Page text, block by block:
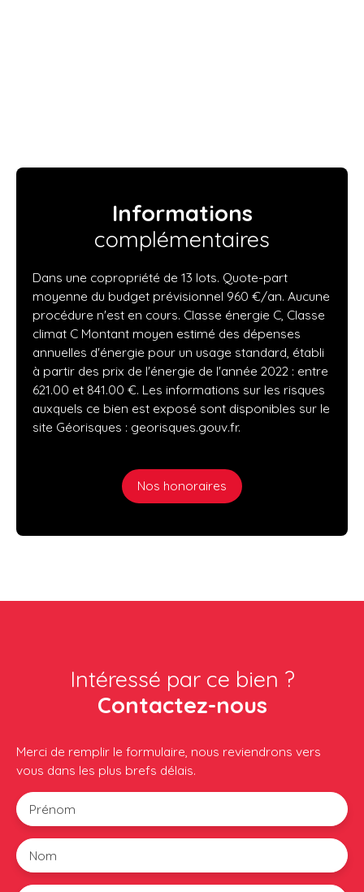
Informations
complémentaires
Dans une copropriété de 13 lots. Quote-part
moyenne du budget prévisionnel 960 €/an. Aucune
procédure n'est en cours. Classe énergie C, Classe
climat C Montant moyen estimé des dépenses
annuelles d'énergie pour un usage standard, établi
à partir des prix de l'énergie de l'année 2022 : entre
621.00 et 841.00 €. Les informations sur les risques
auxquels ce bien est exposé sont disponibles sur le
site Géorisques : georisques.gouv.fr.
Nos honoraires
Intéressé par ce bien ?
Contactez-nous
Merci de remplir le formulaire, nous reviendrons vers
vous dans les plus brefs délais.
Prénom
Nom